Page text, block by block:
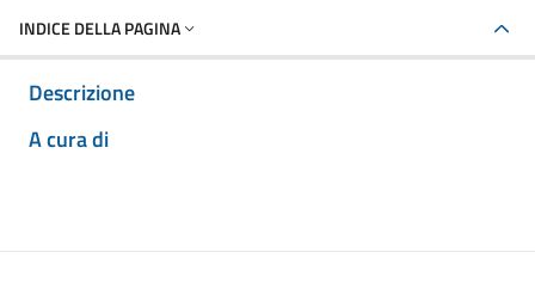
INDICE DELLA PAGINA
Descrizione
A cura di